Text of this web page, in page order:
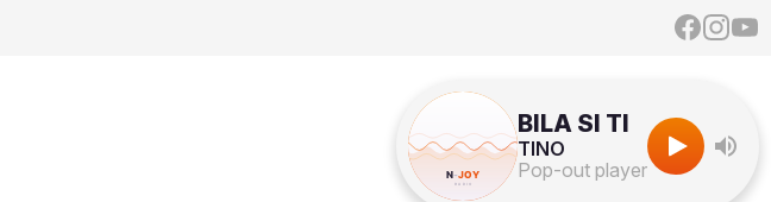
BILA SI TI
TINO
Pop-out player